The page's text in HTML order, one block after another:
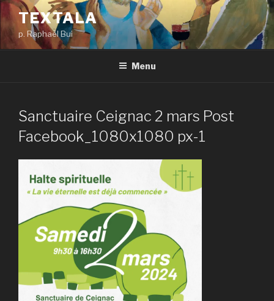
Aller
au
contenu
principal
TEXTALA
p. Raphaël Bui
Menu
Sanctuaire Ceignac 2 mars Post
Facebook_1080x1080 px-1